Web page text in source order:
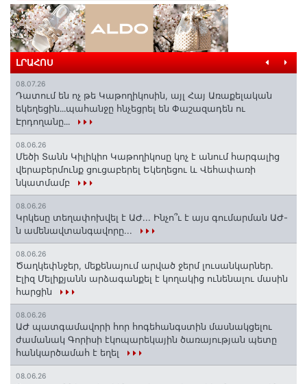
ԼՐԱՀՈՍ
08.07.26
Դատում են ոչ թե Կաթողիկոսին, այլ Հայ Առաքելական
եկեղեցին․․․պահանջը հնչեցրել են Փաշազադեն ու
Էրդողանը․․․
08.06.26
Մեծի Տանն Կիլիկիո Կաթողիկոսը կոչ է անում հարգալից
վերաբերմունք ցուցաբերել Եկեղեցու և Վեհափառի
նկատմամբ
08.06.26
Կրկեսը տեղափոխվել է ԱԺ... Ինչո՞ւ է այս գումարման ԱԺ-
ն ամենավտանգավորը...
08.06.26
Ծաղկեփնջեր, մեքենայում արված ջերմ լուսանկարներ.
Էլիզ Մելիքյանն արձագանքել է կողակից ունենալու մասին
հարցին
08.06.26
ԱԺ պատգամավորի հոր հոգեհանգստին մասնակցելու
ժամանակ Գորիսի էկոպարեկային ծառայության պետը
հանկարծամահ է եղել
08.06.26